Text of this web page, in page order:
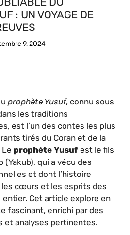
: UN VOYAGE DE
9, 2024
prophète Yusuf, connu sous
les traditions
est l’un des contes les plus
tirés du Coran et de la
prophète Yusuf est le fils
qui a vécu des
et dont l’histoire
cœurs et les esprits des
Cet article explore en
fascinant, enrichi par des
et analyses pertinentes.